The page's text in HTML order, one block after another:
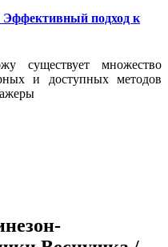
подход к
существует множество
и доступных методов